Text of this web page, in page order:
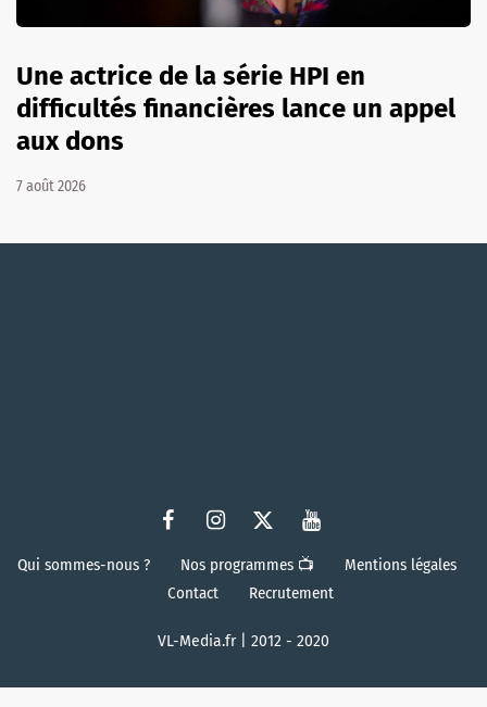
Une actrice de la série HPI en
difficultés financières lance un appel
aux dons
7 août 2026
Qui sommes-nous ? Nos programmes 📺
Mentions légales
Contact
Recrutement
VL-Media.fr | 2012 - 2020